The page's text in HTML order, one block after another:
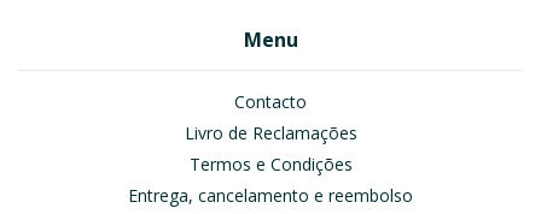
Menu
Contacto
Livro de Reclamações
Termos e Condições
Entrega, cancelamento e reembolso